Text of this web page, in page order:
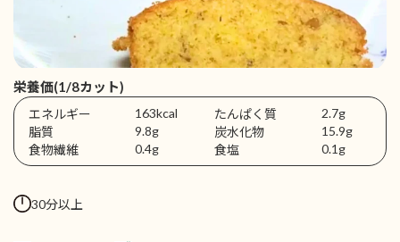
栄養価(1/8カット)
エネルギー 163kcal たんぱく質
2.7g
脂質
9.8g 炭水化物
15.9g
食物繊維
0.4g 食塩 0.1g
30分以上